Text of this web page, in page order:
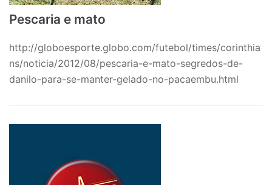
Pescaria e mato
http://globoesporte.globo.com/futebol/times/corinthia
ns/noticia/2012/08/pescaria-e-mato-segredos-de-
danilo-para-se-manter-gelado-no-pacaembu.html